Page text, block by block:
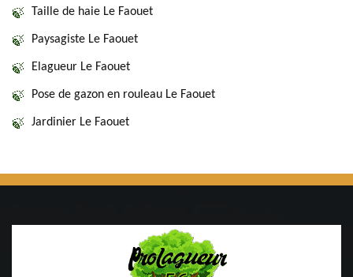
Taille de haie Le Faouet
Paysagiste Le Faouet
Elagueur Le Faouet
Pose de gazon en rouleau Le Faouet
Jardinier Le Faouet